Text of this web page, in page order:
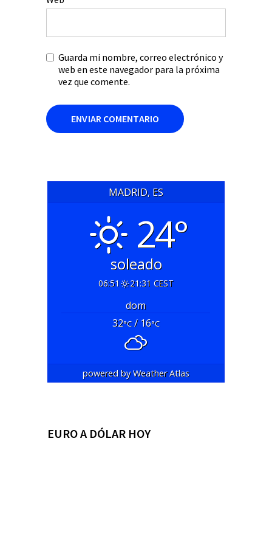
Guarda mi nombre, correo electrónico y
web en este navegador para la próxima
vez que comente.
MADRID, ES
24°
soleado
06:51 21:31 CEST
dom
32°C/ 16°C
powered byWeather Atlas
EURO A DÓLAR HOY